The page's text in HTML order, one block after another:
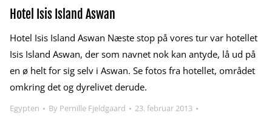
Hotel Isis Island Aswan
Hotel Isis Island Aswan Næste stop på vores tur var hotellet
Isis Island Aswan, der som navnet nok kan antyde, lå ud på
en ø helt for sig selv i Aswan. Se fotos fra hotellet, området
omkring det og dyrelivet derude.
Egypten By Pernille Fjeldgaard
23. februar 2013